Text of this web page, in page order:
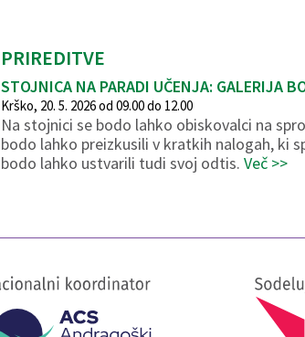
PRIREDITVE
STOJNICA NA PARADI UČENJA: GALERIJA
Krško, 20. 5. 2026 od 09.00 do 12.00
Na stojnici se bodo lahko obiskovalci na
bodo lahko preizkusili v kratkih nalogah, ki
bodo lahko ustvarili tudi svoj odtis.Več >>